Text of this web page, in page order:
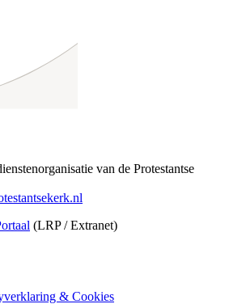
van de Protestantse
(LRP / Extranet)
& Cookies